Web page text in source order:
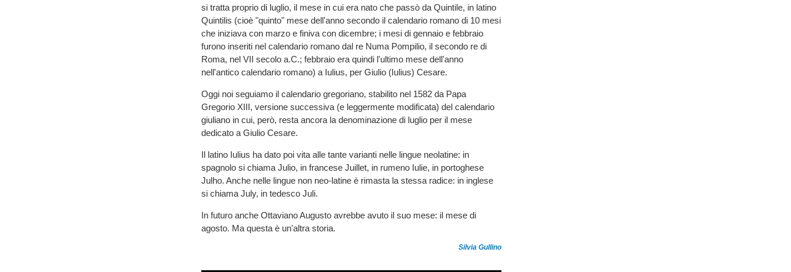
si tratta proprio di luglio, il mese in cui era nato che passò da Quintile, in latino
Quintilis (cioè "quinto" mese dell'anno secondo il calendario romano di 10 mesi
che iniziava con marzo e finiva con dicembre; i mesi di gennaio e febbraio
furono inseriti nel calendario romano dal re Numa Pompilio, il secondo re di
Roma, nel VII secolo a.C.; febbraio era quindi l'ultimo mese dell'anno
nell'antico calendario romano) a Iulius, per Giulio (Iulius) Cesare.
Oggi noi seguiamo il calendario gregoriano, stabilito nel 1582 da Papa
Gregorio XIII, versione successiva (e leggermente modificata) del calendario
giuliano in cui, però, resta ancora la denominazione di luglio per il mese
dedicato a Giulio Cesare.
Il latino Iulius ha dato poi vita alle tante varianti nelle lingue neolatine: in
spagnolo si chiama Julio, in francese Juillet, in rumeno Iulie, in portoghese
Julho. Anche nelle lingue non neo-latine è rimasta la stessa radice: in inglese
si chiama July, in tedesco Juli.
In futuro anche Ottaviano Augusto avrebbe avuto il suo mese: il mese di
agosto. Ma questa è un'altra storia.
Silvia Gullino